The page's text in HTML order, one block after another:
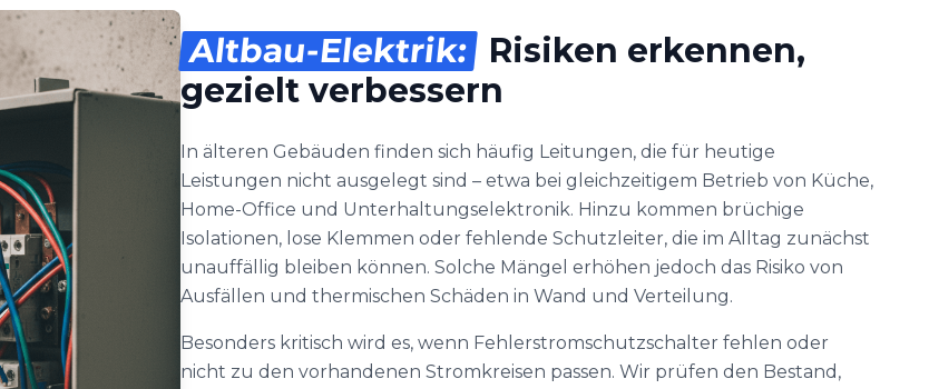
Altbau-Elektrik: Risiken erkennen,
gezielt verbessern
In älteren Gebäuden finden sich häufig Leitungen, die für heutige
Leistungen nicht ausgelegt sind – etwa bei gleichzeitigem Betrieb von Küche,
Home-Office und Unterhaltungselektronik. Hinzu kommen brüchige
Isolationen, lose Klemmen oder fehlende Schutzleiter, die im Alltag zunächst
unauffällig bleiben können. Solche Mängel erhöhen jedoch das Risiko von
Ausfällen und thermischen Schäden in Wand und Verteilung.
Besonders kritisch wird es, wenn Fehlerstromschutzschalter fehlen oder
nicht zu den vorhandenen Stromkreisen passen. Wir prüfen den Bestand,